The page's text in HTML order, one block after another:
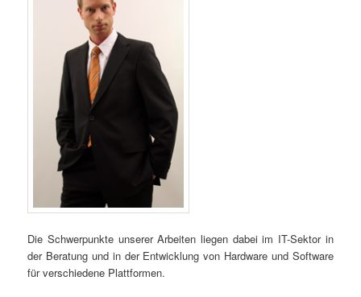
Die Schwerpunkte unserer Arbeiten liegen dabei im IT-Sektor in
der Beratung und in der Entwicklung von Hardware und Software
für verschiedene Plattformen.